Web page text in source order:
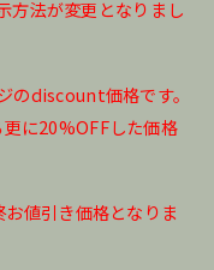
方法が変更となりまし
のdiscount価格です。
に20%OFFした価格
値引き価格となりま